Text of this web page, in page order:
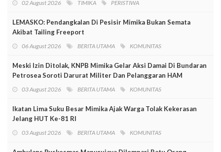
02 August 2026 TIMIKA PERISTIWA
LEMASKO: Pendangkalan Di Pesisir Mimika Bukan Semata
Akibat Tailing Freeport
06 August 2026 BERITA UTAMA KOMUNITAS
Meski Izin Ditolak, KNPB Mimika Gelar Aksi Damai Di Bundaran
Petrosea Soroti Darurat Militer Dan Pelanggaran HAM
03 August 2026 BERITA UTAMA KOMUNITAS
Ikatan Lima Suku Besar Mimika Ajak Warga Tolak Kekerasan
Jelang HUT Ke-81 RI
03 August 2026 BERITA UTAMA KOMUNITAS